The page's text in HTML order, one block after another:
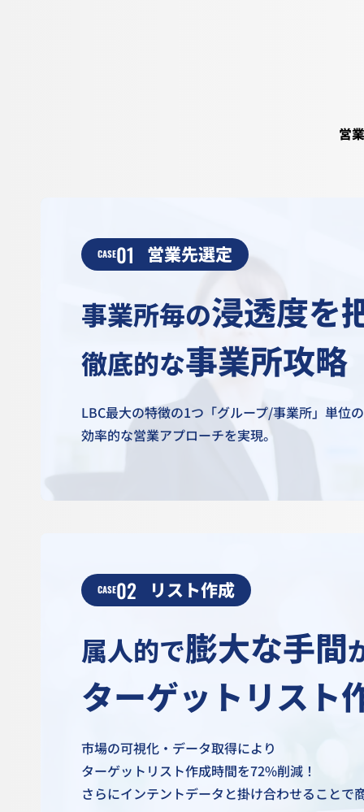
営
CASE01 営業先選定
事業所毎の浸透度を
徹底的な事業所攻略
LBC最大の特徴の1つ 「グループ/事業所」単位
効率的な営業アプローチを実現。
CASE02 リスト作成
属人的で膨大な手間
ターゲットリスト
市場の可視化・データ取得により
ターゲットリスト作成時間を72%削減！
さらにインテントデータと掛け合わせることで